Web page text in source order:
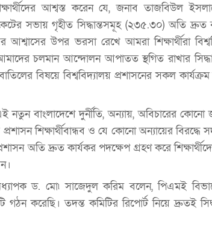
আশ্বস্ত করেন যে, জনাব তাজবিউল
সভায় গৃহীত সিদ্ধান্তসমূহ (২৩৫.৩০) অতি দ্রুত
উপর ভরসা রেখে আমরা শিক্ষার্থীরা
চলমান আন্দোলন আপাতত স্থগিত রাখার
বিষয়ে বিশ্ববিদ্যালয় প্রশাসনের সকল কার্যক্রম
বাংলাদেশে দুর্নীতি, অন্যায়, অবিচারের কোনো
শিক্ষার্থীবান্ধব ও যে কোনো অন্যায়ের বিরদ্ধে
অতি দ্রুত কার্যকর পদক্ষেপ গ্রহণ করে
অধ্যাপক ড. মো৷ সাজেদুল করিম বলেন, পিএমই
করেছি। তদন্ত কমিটির রিপোর্ট নিয়ে দ্রুতই